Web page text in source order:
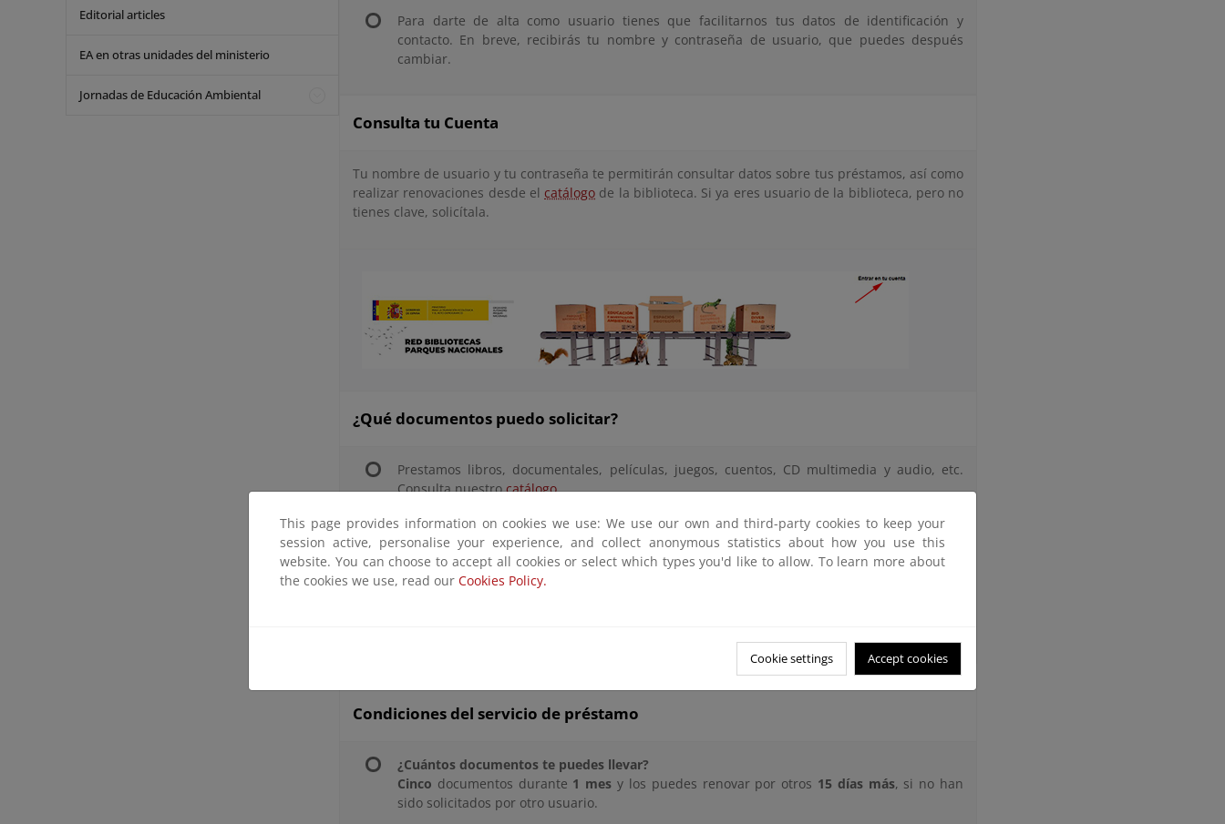
Editorial articles
EA en otras unidades del ministerio
Jornadas de Educación Ambiental
Para darte de alta como usuario tienes que facilitarnos tus datos de identificación y
contacto. En breve, recibirás tu nombre y contraseña de usuario, que puedes después
cambiar.
Consulta tu Cuenta
Tu nombre de usuario y tu contraseña te permitirán consultar datos sobre tus préstamos, así como
realizar renovaciones desde el catálogo de la biblioteca. Si ya eres usuario de la biblioteca, pero no
tienes clave, solicítala.
¿Qué documentos puedo solicitar?
Prestamos libros, documentales, películas, juegos, cuentos, CD multimedia y audio, etc.
Consulta nuestrocatálogo.
Los artículos de revista solicitados se escanean y son enviados por correo electrónico.
Los juegos (en formato tablero o caja grande) sólo se prestan cuando el usuario recoge y
entrega el material en la biblioteca.
Condiciones del servicio de préstamo
¿Cuántos documentos te puedes llevar?
Cinco documentos durante 1 mes y los puedes renovar por otros 15 días más, si no han
sido solicitados por otro usuario.
This page provides information on cookies we use: We use our own and third-party cookies to keep your
session active, personalise your experience, and collect anonymous statistics about how you use this
website. You can choose to accept all cookies or select which types you'd like to allow. To learn more about
the cookies we use, read our Cookies Policy.
Cookie settings Accept cookies